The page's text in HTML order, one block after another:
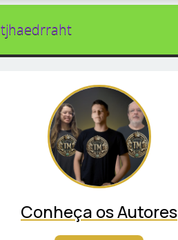
tjhaedrraht
Conheça os Autores